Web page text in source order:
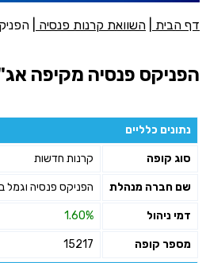
דף הבית השוואת קרנות פנסיה
הפניקס פנסיה מקיפה
נתונים כלליים
סוג קופה קרנות חדשות
שם חברה מנהלת הפניקס פנסיה וגמל
דמי ניהול 1.60%
מספר קופה 15217
סכום חיסכון בקרן
אני מאשר את תנאיי השימוש והפרטיות
מאשר כי פרטיי ישמשו לקבלת פניות
פנסיוניים\ביטוח באמצעות טלפון, מייל או SMS מאיתנו או צד שלישי
שליחה